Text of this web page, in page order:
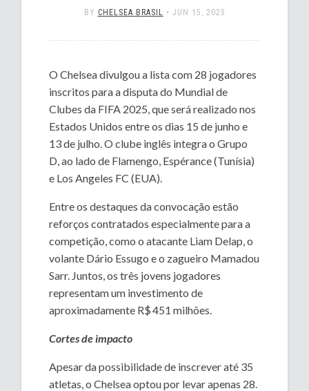
BY CHELSEA BRASIL • JUN 15, 2025
O Chelsea divulgou a lista com 28 jogadores
inscritos para a disputa do Mundial de
Clubes da FIFA 2025, que será realizado nos
Estados Unidos entre os dias 15 de junho e
13 de julho. O clube inglês integra o Grupo
D, ao lado de Flamengo, Espérance (Tunísia)
e Los Angeles FC (EUA).
Entre os destaques da convocação estão
reforços contratados especialmente para a
competição, como o atacante Liam Delap, o
volante Dário Essugo e o zagueiro Mamadou
Sarr. Juntos, os três jovens jogadores
representam um investimento de
aproximadamente R$ 451 milhões.
Cortes de impacto
Apesar da possibilidade de inscrever até 35
atletas, o Chelsea optou por levar apenas 28.